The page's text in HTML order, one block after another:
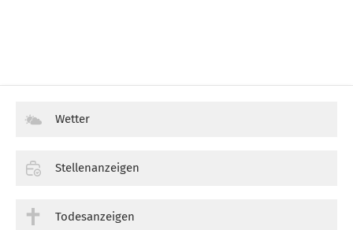
Wetter
Stellenanzeigen
Todesanzeigen